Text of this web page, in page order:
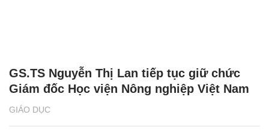
GIÁO DỤC
GS.TS Nguyễn Thị Lan tiếp tục giữ chức
Giám đốc Học viện Nông nghiệp Việt Nam